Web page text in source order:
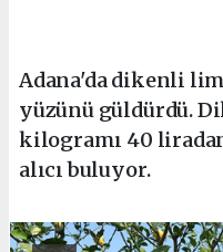
Adana'da dikenli
yüzünü güldürdü.
kilogramı 40
alıcı buluyor.